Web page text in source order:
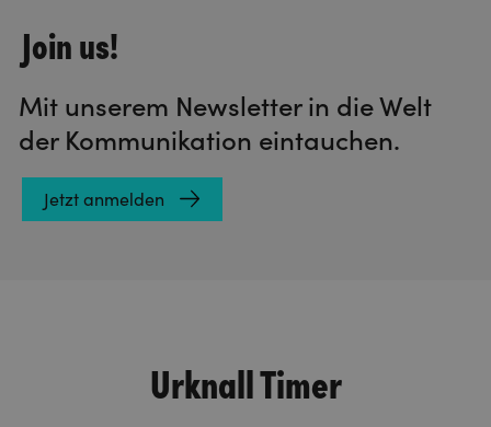
Join us!
Mit unserem Newsletter in die Welt
der Kommunikation eintauchen.
Jetzt anmelden
Urknall Timer